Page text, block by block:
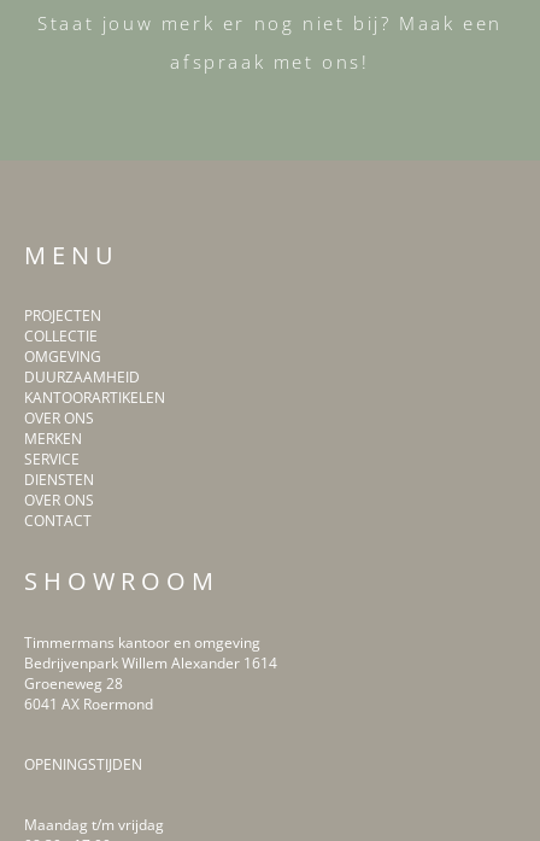
Staat jouw merk er nog niet bij? Maak een
afspraak met ons!
M E N U
PROJECTEN
COLLECTIE
OMGEVING
DUURZAAMHEID
KANTOORARTIKELEN
OVER ONS
MERKEN
SERVICE
DIENSTEN
OVER ONS
CONTACT
S H O W R O O M
Timmermans kantoor en omgeving
Bedrijvenpark Willem Alexander 1614
Groeneweg 28
6041 AX Roermond
OPENINGSTIJDEN
Maandag t/m vrijdag